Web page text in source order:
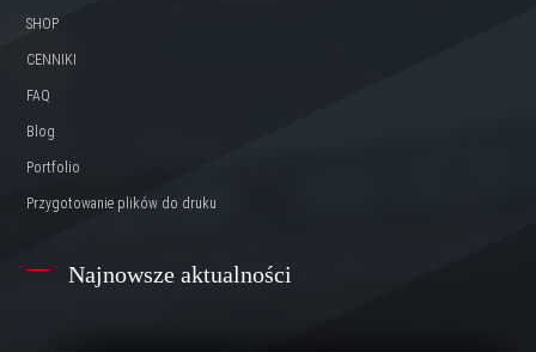
SHOP
CENNIKI
FAQ
Blog
Portfolio
Przygotowanie plików do druku
Najnowsze aktualności